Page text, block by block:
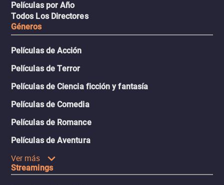
Películas por Año
Todos Los Directores
Géneros
Películas de Acción
Películas de Terror
Películas de Ciencia ficción y fantasía
Películas de Comedia
Películas de Romance
Películas de Aventura
Ver más
Streamings